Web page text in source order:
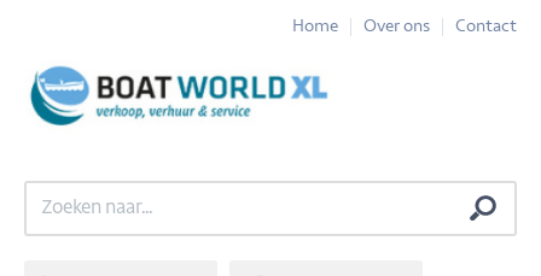
Home Over ons Contact